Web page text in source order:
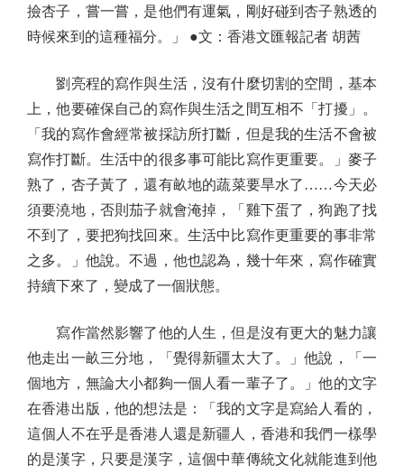
撿杏子，嘗一嘗，是他們有運氣，剛好碰到杏子熟透的
時候來到的這種福分。」 ●文：香港文匯報記者 胡茜
劉亮程的寫作與生活，沒有什麼切割的空間，基本
上，他要確保自己的寫作與生活之間互相不「打擾」。
「我的寫作會經常被採訪所打斷，但是我的生活不會被
寫作打斷。生活中的很多事可能比寫作更重要。」麥子
熟了，杏子黃了，還有畝地的蔬菜要旱水了……今天必
須要澆地，否則茄子就會淹掉，「雞下蛋了，狗跑了找
不到了，要把狗找回來。生活中比寫作更重要的事非常
之多。」他說。不過，他也認為，幾十年來，寫作確實
持續下來了，變成了一個狀態。
寫作當然影響了他的人生，但是沒有更大的魅力讓
他走出一畝三分地，「覺得新疆太大了。」他說，「一
個地方，無論大小都夠一個人看一輩子了。」他的文字
在香港出版，他的想法是：「我的文字是寫給人看的，
這個人不在乎是香港人還是新疆人，香港和我們一樣學
的是漢字，只要是漢字，這個中華傳統文化就能進到他